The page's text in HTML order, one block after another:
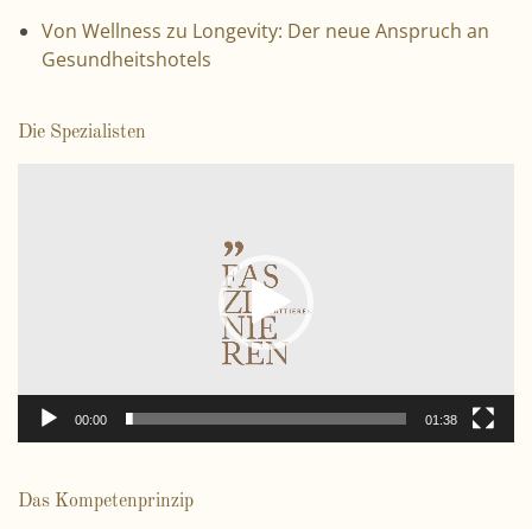
Von Wellness zu Longevity: Der neue Anspruch an
Gesundheitshotels
Die Spezialisten
r
00:00 01:38
Das Kompetenprinzip